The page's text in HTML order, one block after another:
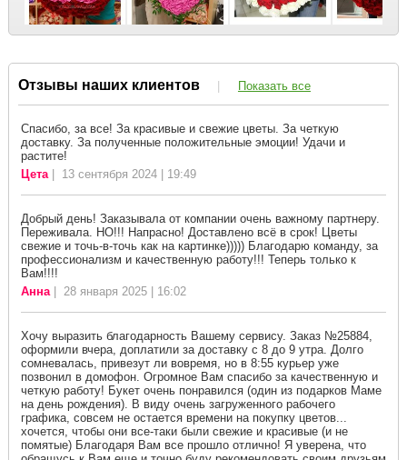
Отзывы наших клиентов | Показать все
Спасибо, за все! За красивые и свежие цветы. За четкую
доставку. За полученные положительные эмоции! Удачи и
растите!
Цета| 13 сентября 2024 | 19:49
Добрый день! Заказывала от компании очень важному партнеру.
Переживала. НО!!! Напрасно! Доставлено всё в срок! Цветы
свежие и точь-в-точь как на картинке))))) Благодарю команду, за
профессионализм и качественную работу!!! Теперь только к
Вам!!!!
Анна| 28 января 2025 | 16:02
Хочу выразить благодарность Вашему сервису. Заказ №25884,
оформили вчера, доплатили за доставку с 8 до 9 утра. Долго
сомневалась, привезут ли вовремя, но в 8:55 курьер уже
позвонил в домофон. Огромное Вам спасибо за качественную и
четкую работу! Букет очень понравился (один из подарков Маме
на день рождения). В виду очень загруженного рабочего
графика, совсем не остается времени на покупку цветов...
хочется, чтобы они все-таки были свежие и красивые (и не
помятые) Благодаря Вам все прошло отлично! Я уверена, что